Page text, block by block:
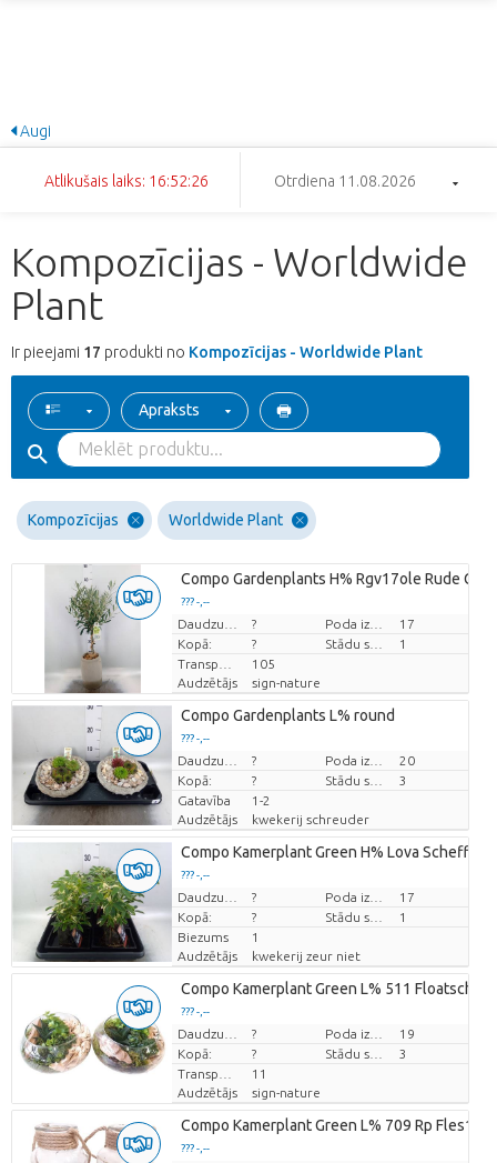
Augi
Atlikušais laiks: 16:52:26 Otrdiena 11.08.2026
Kompozīcijas - Worldwide
Plant
Ir pieejami 17 produkti no Kompozīcijas - Worldwide Plant
Apraksts
Kompozīcijas Worldwide Plant
Compo Gardenplants H% Rgv17ole Rude
??? -,--
Cena par vienību
?
17
Kopā:
?
1
105
Audzētājs
sign-nature
Compo Gardenplants L% round
??? -,--
Cena par vienību
?
20
Kopā:
?
3
Gatavība
1-2
Audzētājs
kwekerij schreuder
Compo Kamerplant Green H% Lova
??? -,--
Cena par vienību
?
17
Kopā:
?
1
Biezums
1
Audzētājs
kwekerij zeur niet
Compo Kamerplant Green L% 511 Floatschaal
??? -,--
Cena par vienību
?
19
Kopā:
?
3
11
Audzētājs
sign-nature
Compo Kamerplant Green L% 709 Rp Fles10/
??? -,--